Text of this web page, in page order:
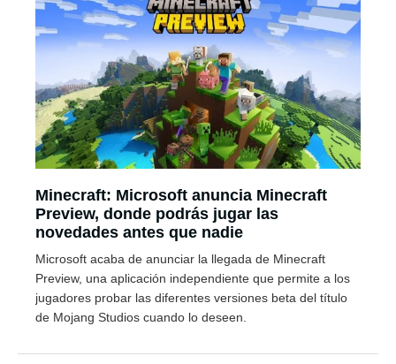
Minecraft: Microsoft anuncia Minecraft
Preview, donde podrás jugar las
novedades antes que nadie
Microsoft acaba de anunciar la llegada de Minecraft
Preview, una aplicación independiente que permite a los
jugadores probar las diferentes versiones beta del título
de Mojang Studios cuando lo deseen.